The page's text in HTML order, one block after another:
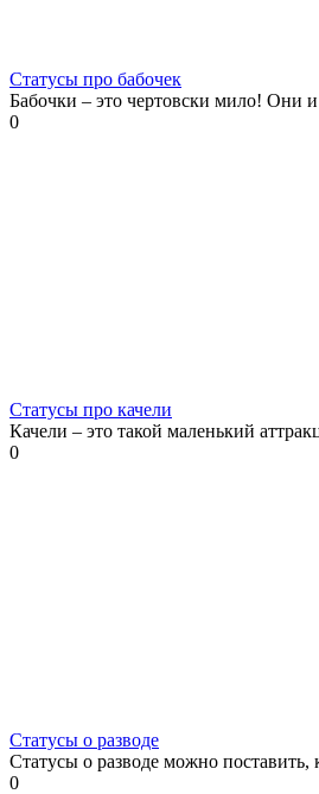
Статусы про бабочек
Бабочки – это чертовски мило! Они
0
Статусы про качели
Качели – это такой маленький
0
Статусы о разводе
Статусы о разводе можно поставить,
0